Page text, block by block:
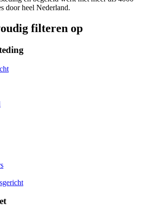
door heel Nederland.
filteren op